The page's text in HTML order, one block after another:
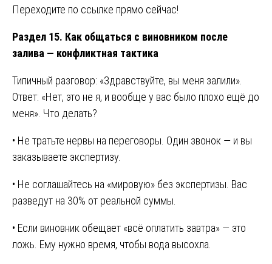
Переходите по ссылке прямо сейчас!
Раздел 15. Как общаться с виновником после
залива — конфликтная тактика
Типичный разговор: «Здравствуйте, вы меня залили».
Ответ: «Нет, это не я, и вообще у вас было плохо ещё до
меня». Что делать?
• Не тратьте нервы на переговоры. Один звонок — и вы
заказываете экспертизу.
• Не соглашайтесь на «мировую» без экспертизы. Вас
разведут на 30% от реальной суммы.
• Если виновник обещает «всё оплатить завтра» — это
ложь. Ему нужно время, чтобы вода высохла.